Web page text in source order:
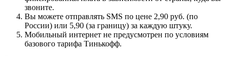
звоните.
Вы можете отправлять SMS по цене 2,90 руб. (по
России) или 5,90 (за границу) за каждую штуку.
Мобильный интернет не предусмотрен по условиям
базового тарифа Тинькофф.